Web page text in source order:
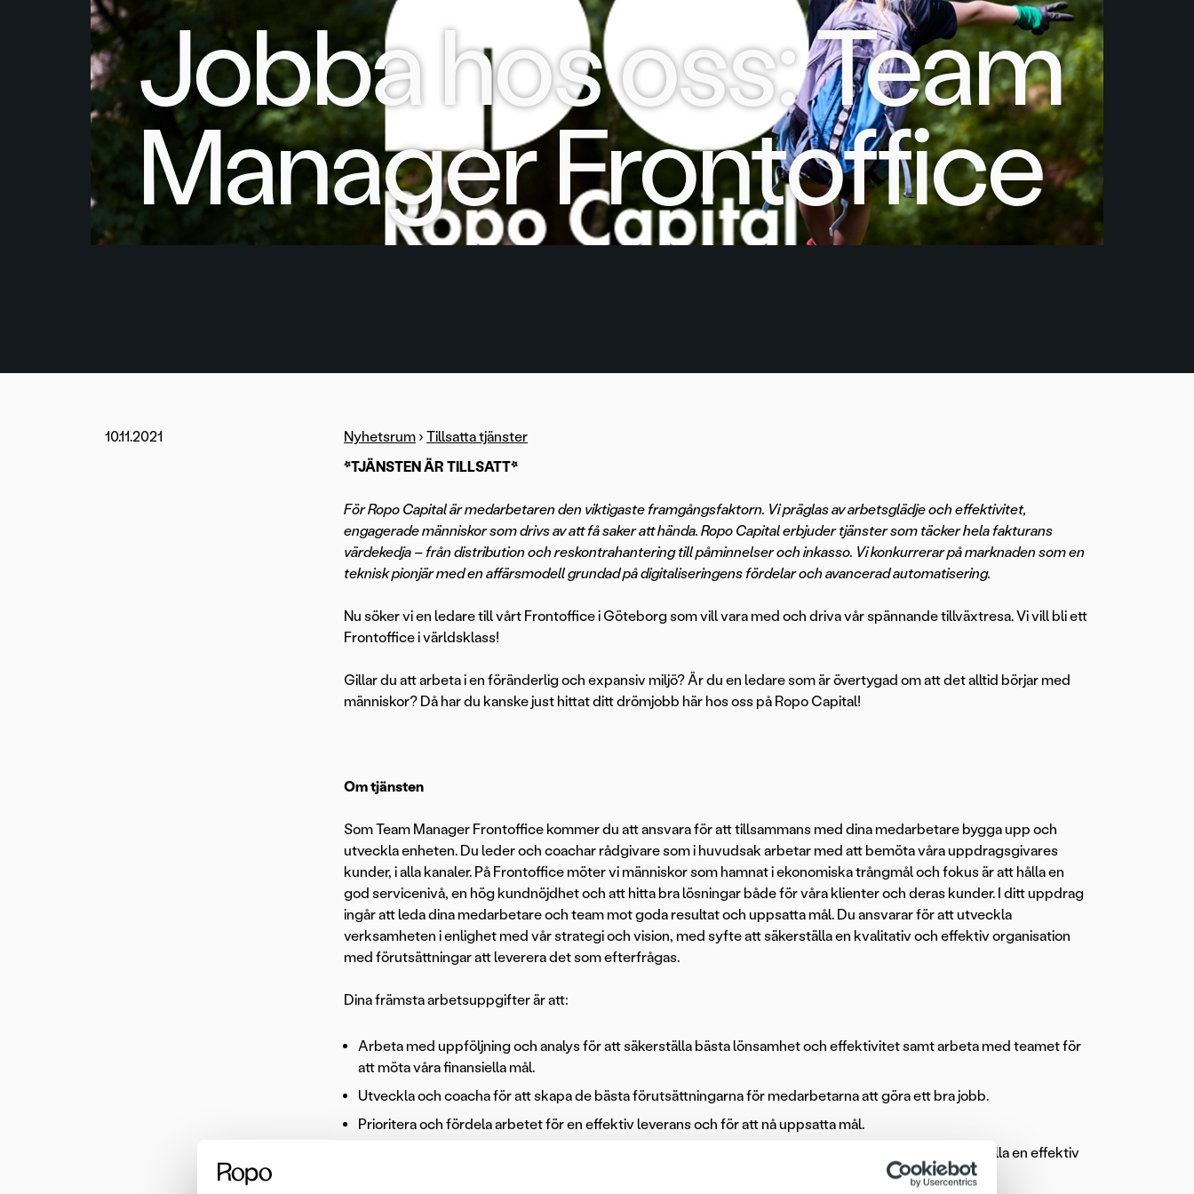
Jobba hos oss: Team
Manager Frontoffice
10.11.2021 Nyhetsrum › Tillsatta tjänster
*TJÄNSTEN ÄR TILLSATT*
För Ropo Capital är medarbetaren den viktigaste framgångsfaktorn. Vi präglas av arbetsglädje och effektivitet,
engagerade människor som drivs av att få saker att hända. Ropo Capital erbjuder tjänster som täcker hela fakturans
värdekedja – från distribution och reskontrahantering till påminnelser och inkasso. Vi konkurrerar på marknaden som en
teknisk pionjär med en affärsmodell grundad på digitaliseringens fördelar och avancerad automatisering.
Nu söker vi en ledare till vårt Frontoffice i Göteborg som vill vara med och driva vår spännande tillväxtresa. Vi vill bli ett
Frontoffice i världsklass!
Gillar du att arbeta i en föränderlig och expansiv miljö? Är du en ledare som är övertygad om att det alltid börjar med
människor? Då har du kanske just hittat ditt drömjobb här hos oss på Ropo Capital!
Om tjänsten
Som Team Manager Frontoffice kommer du att ansvara för att tillsammans med dina medarbetare bygga upp och
utveckla enheten. Du leder och coachar rådgivare som i huvudsak arbetar med att bemöta våra uppdragsgivares
kunder, i alla kanaler. På Frontoffice möter vi människor som hamnat i ekonomiska trångmål och fokus är att hålla en
god servicenivå, en hög kundnöjdhet och att hitta bra lösningar både för våra klienter och deras kunder. I ditt uppdrag
ingår att leda dina medarbetare och team mot goda resultat och uppsatta mål. Du ansvarar för att utveckla
verksamheten i enlighet med vår strategi och vision, med syfte att säkerställa en kvalitativ och effektiv organisation
med förutsättningar att leverera det som efterfrågas.
Dina främsta arbetsuppgifter är att:
Arbeta med uppföljning och analys för att säkerställa bästa lönsamhet och effektivitet samt arbeta med teamet för
att möta våra finansiella mål.
Utveckla och coacha för att skapa de bästa förutsättningarna för medarbetarna att göra ett bra jobb.
Prioritera och fördela arbetet för en effektiv leverans och för att nå uppsatta mål.
Utveckla och bygga upp Frontoffice för att möta framtida krav och behov av digitala kanaler, säkerställa en effektiv